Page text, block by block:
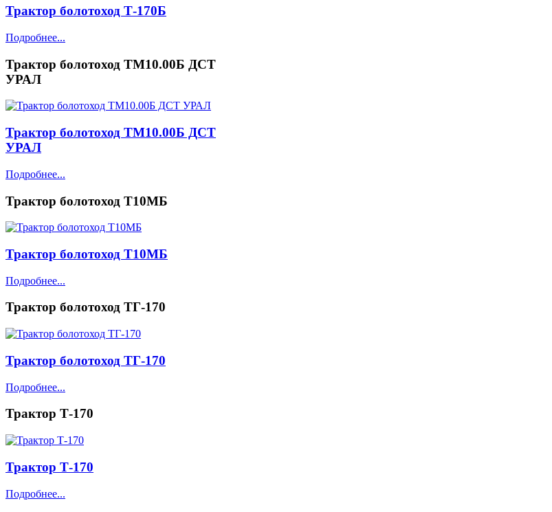
Трактор болотоход Т-170Б
Подробнее...
Трактор болотоход ТМ10.00Б ДСТ
УРАЛ
Трактор болотоход ТМ10.00Б ДСТ
УРАЛ
Подробнее...
Трактор болотоход Т10МБ
Трактор болотоход Т10МБ
Подробнее...
Трактор болотоход ТГ-170
Трактор болотоход ТГ-170
Подробнее...
Трактор Т-170
Трактор Т-170
Подробнее...